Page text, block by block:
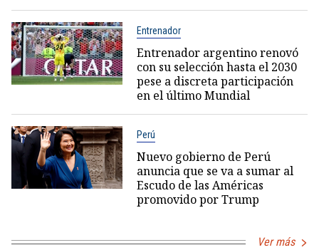
Entrenador
Entrenador argentino renovó
con su selección hasta el 2030
pese a discreta participación
en el último Mundial
Perú
Nuevo gobierno de Perú
anuncia que se va a sumar al
Escudo de las Américas
promovido por Trump
Ver más